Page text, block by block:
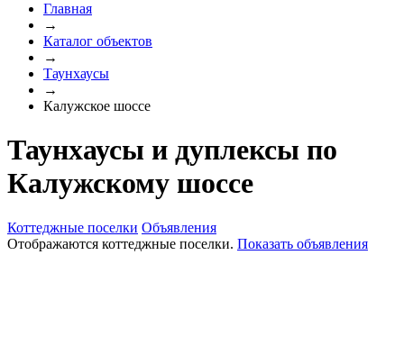
Главная
→
Каталог объектов
→
Таунхаусы
→
Калужское шоссе
Таунхаусы и дуплексы по
Калужскому шоссе
Коттеджные поселки Объявления
Отображаются коттеджные поселки. Показать объявления